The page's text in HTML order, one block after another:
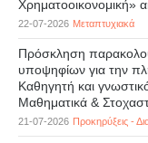
Χρηματοοικονομική»
22-07-2026 Μεταπτυχιακά
Πρόσκληση
υποψηφίων για την
Καθηγητή και
Μαθηματικά &
21-07-2026 Προκηρύξεις -